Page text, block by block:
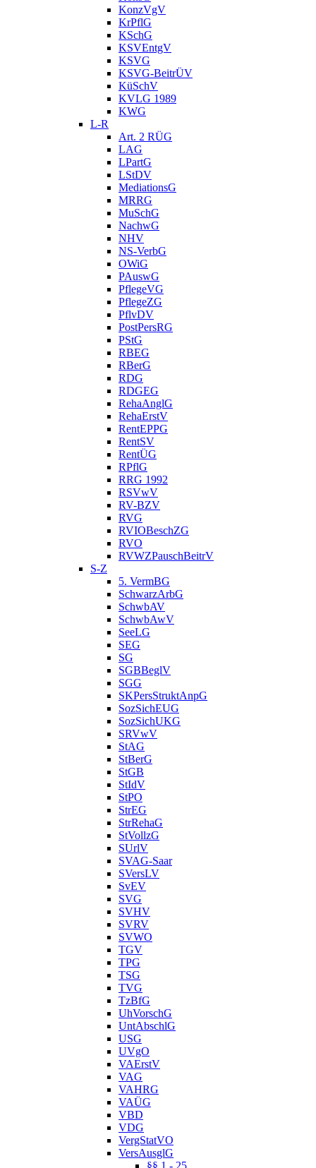
KonzVgV
KrPflG
KSchG
KSVEntgV
KSVG
KSVG-BeitrÜV
KüSchV
KVLG 1989
KWG
L-R
Art. 2 RÜG
LAG
LPartG
LStDV
MediationsG
MRRG
MuSchG
NachwG
NHV
NS-VerbG
OWiG
PAuswG
PflegeVG
PflegeZG
PflvDV
PostPersRG
PStG
RBEG
RBerG
RDG
RDGEG
RehaAnglG
RehaErstV
RentEPPG
RentSV
RentÜG
RPflG
RRG 1992
RSVwV
RV-BZV
RVG
RVIOBeschZG
RVO
RVWZPauschBeitrV
S-Z
5. VermBG
SchwarzArbG
SchwbAV
SchwbAwV
SeeLG
SEG
SG
SGBBeglV
SGG
SKPersStruktAnpG
SozSichEUG
SozSichUKG
SRVwV
StAG
StBerG
StGB
StIdV
StPO
StrEG
StrRehaG
StVollzG
SUrlV
SVAG-Saar
SVersLV
SvEV
SVG
SVHV
SVRV
SVWO
TGV
TPG
TSG
TVG
TzBfG
UhVorschG
UntAbschlG
USG
UVgO
VAErstV
VAG
VAHRG
VAÜG
VBD
VDG
VergStatVO
VersAusglG
§§ 1 - 25